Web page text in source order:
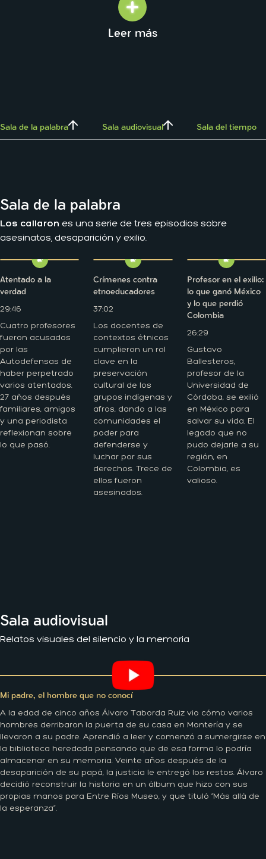
Leer más
Sala de la palabra Sala audiovisual Sala del tiempo
Sala de la palabra
Los callaron es una serie de tres episodios sobre
asesinatos, desaparición y exilio.
Atentado a la
verdad
29:46
Cuatro profesores
fueron acusados
por las
Autodefensas de
haber perpetrado
varios atentados.
27 años después
familiares, amigos
y una periodista
reflexionan sobre
lo que pasó.
Crímenes contra
etnoeducadores
37:02
Los docentes de
contextos étnicos
cumplieron un rol
clave en la
preservación
cultural de los
grupos indígenas y
afros, dando a las
comunidades el
poder para
defenderse y
luchar por sus
derechos. Trece de
ellos fueron
asesinados.
Profesor en el exilio:
lo que ganó México
y lo que perdió
Colombia
26:29
Gustavo
Ballesteros,
profesor de la
Universidad de
Córdoba, se exilió
en México para
salvar su vida. El
legado que no
pudo dejarle a su
región, en
Colombia, es
valioso.
Sala audiovisual
Relatos visuales del silencio y la memoria
Mi padre, el hombre que no conocí
A la edad de cinco años Álvaro Taborda Ruiz vio cómo varios
hombres derribaron la puerta de su casa en Montería y se
llevaron a su padre. Aprendió a leer y comenzó a sumergirse en
la biblioteca heredada pensando que de esa forma lo podría
almacenar en su memoria. Veinte años después de la
desaparición de su papá, la justicia le entregó los restos. Álvaro
decidió reconstruir la historia en un álbum que hizo con sus
propias manos para Entre Ríos Museo, y que tituló “Más allá de
la esperanza”.